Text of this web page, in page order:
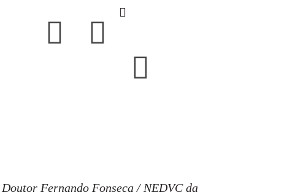
Fernando Fonseca / NEDVC da